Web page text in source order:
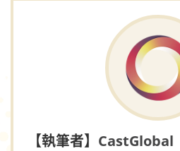
【執筆者】 CastGlobal